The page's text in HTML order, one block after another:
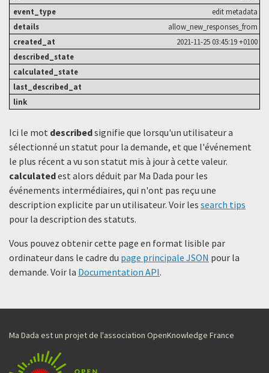
edit metadata
allow_new_responses_from
2021-11-25 03:45:19 +0100
Ici le mot describedsignifie que lorsqu'un utilisateur a
sélectionné un statut ​​pour la demande, et que l'événement
le plus récent a vu son statut mis à jour à cette valeur.
calculatedest alors déduit par Ma Dada pour les
événements intermédiaires, qui n'ont pas reçu une
description explicite par un utilisateur. Voir les search tips
pour la description des statuts.
Vous pouvez obtenir cette page en format lisible par
ordinateur dans le cadre du page principale JSON pour la
demande. Voir la Documentation API.
Ma Dada est un projet de l'association OpenKnowledge France